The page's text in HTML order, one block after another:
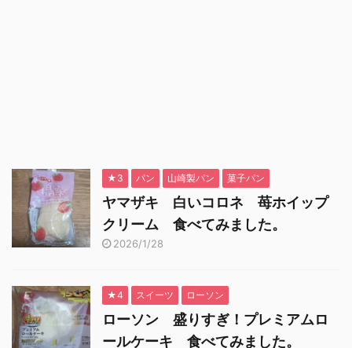
★3 パン 山崎製パン 菓子パン
ヤマザキ 白いコロネ 苺ホイップ
クリーム 食べてみました。
2026/1/28
★4 スイーツ ローソン
ローソン 盛りすぎ！プレミアムロ
ールケーキ 食べてみました。